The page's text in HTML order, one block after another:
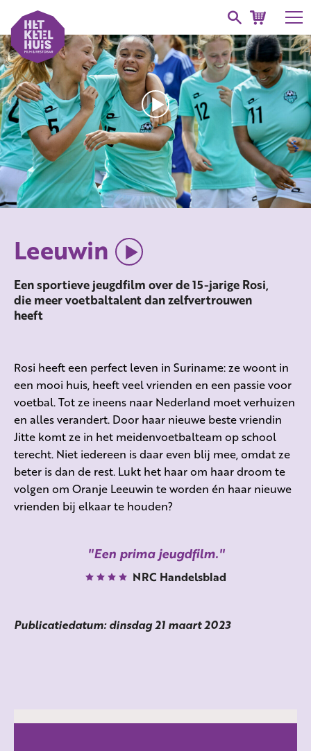
Leeuwin
Een sportieve jeugdfilm over de 15-jarige Rosi,
die meer voetbaltalent dan zelfvertrouwen
heeft
Rosi heeft een perfect leven in Suriname: ze woont in
een mooi huis, heeft veel vrienden en een passie voor
voetbal. Tot ze ineens naar Nederland moet verhuizen
en alles verandert. Door haar nieuwe beste vriendin
Jitte komt ze in het meidenvoetbalteam op school
terecht. Niet iedereen is daar even blij mee, omdat ze
beter is dan de rest. Lukt het haar om haar droom te
volgen om Oranje Leeuwin te worden én haar nieuwe
vrienden bij elkaar te houden?
Een prima jeugdfilm.
NRC Handelsblad
Publicatiedatum: dinsdag 21 maart 2023